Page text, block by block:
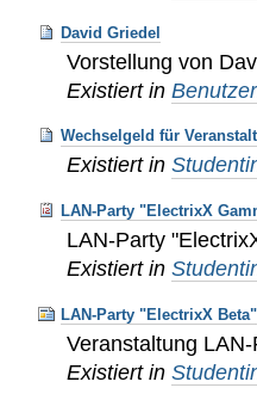
David Griedel
Vorstellung von
Existiert in
Wechselgeld für
Existiert in
LAN-Party "ElectrixX
LAN-Party
Existiert in
LAN-Party "ElectrixX Beta"
Veranstaltung
Existiert in